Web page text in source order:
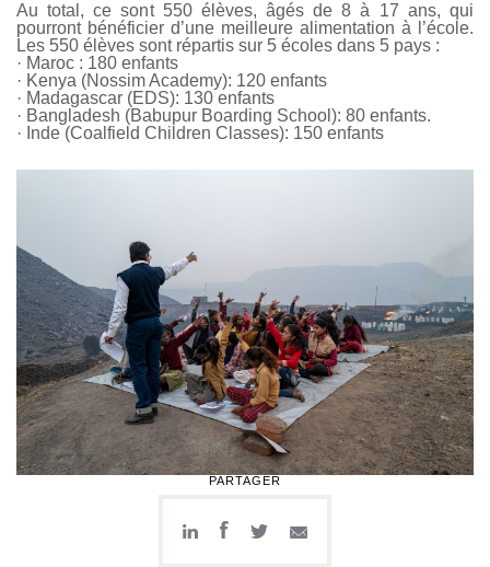
Au total, ce sont 550 élèves, âgés de 8 à 17 ans, qui
pourront bénéficier d’une meilleure alimentation à l’école.
Les 550 élèves sont répartis sur 5 écoles dans 5 pays :
· Maroc : 180 enfants
· Kenya (Nossim Academy): 120 enfants
· Madagascar (EDS): 130 enfants
· Bangladesh (Babupur Boarding School): 80 enfants.
· Inde (Coalfield Children Classes): 150 enfants
PARTAGER